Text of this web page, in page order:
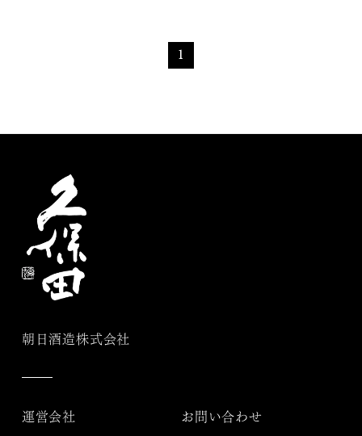
1
朝日酒造株式会社
運営会社 お問い合わせ